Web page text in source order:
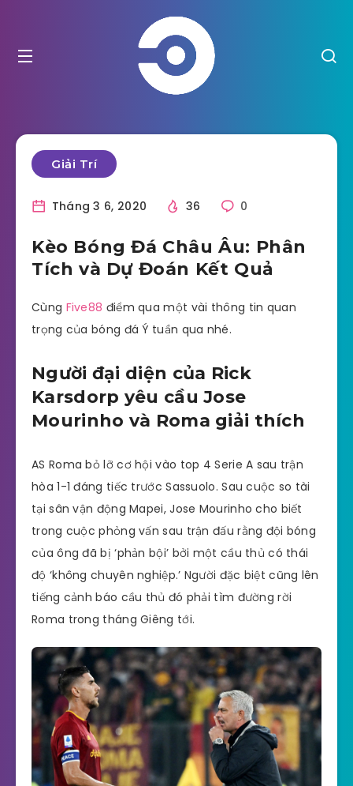
Giải Trí
Tháng 3 6, 2020 36 0
Kèo Bóng Đá Châu Âu: Phân
Tích và Dự Đoán Kết Quả
Cùng Five88 điểm qua một vài thông tin quan
trọng của bóng đá Ý tuần qua nhé.
Người đại diện của Rick
Karsdorp yêu cầu Jose
Mourinho và Roma giải thích
AS Roma bỏ lỡ cơ hội vào top 4 Serie A sau trận
hòa 1-1 đáng tiếc trước Sassuolo. Sau cuộc so tài
tại sân vận động Mapei, Jose Mourinho cho biết
trong cuộc phỏng vấn sau trận đấu rằng đội bóng
của ông đã bị ‘phản bội’ bởi một cầu thủ có thái
độ ‘không chuyên nghiệp.’ Người đặc biệt cũng lên
tiếng cảnh báo cầu thủ đó phải tìm đường rời
Roma trong tháng Giêng tới.